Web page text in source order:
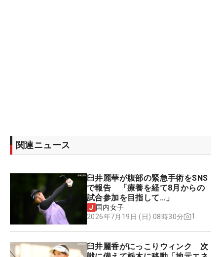
関連ニュース
臼井麗華が腹部の緊急手術をSNS
で報告 「療養を経て8月からの
試合参加を目指して…」
国内女子
2026年7月19日 (日) 08時30分
1
臼井麗香がにっこりウィンク 次